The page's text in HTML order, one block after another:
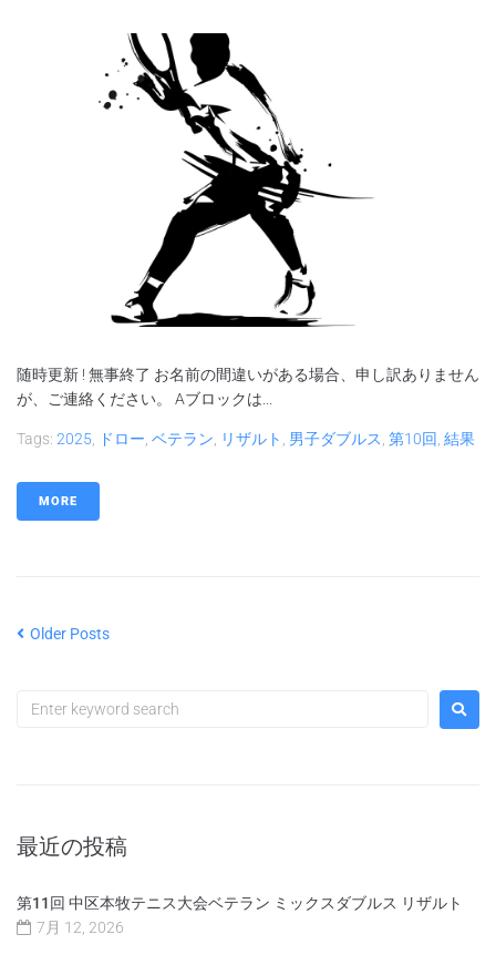
随時更新 ! 無事終了 お名前の間違いがある場合、申し訳ありません
が、ご連絡ください。 Aブロックは...
Tags: 2025 ドロー ベテラン リザルト 男子ダブルス 第10回 結果
MORE
Older Posts
最近の投稿
第11回 中区本牧テニス大会ベテラン ミックスダブルス リザルト
7月 12, 2026